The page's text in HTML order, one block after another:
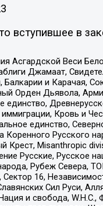
вступившее в
Асгардской Веси
Джамаат,
и Карачая,
Орден Дьявола,
единство,
Кровь и
единство,
Коренного Русского
Крест, Misanthropic
Русские, Русское
Рубеж Севера,
16,
Сил Руси,
и свобода, W.H.С.,